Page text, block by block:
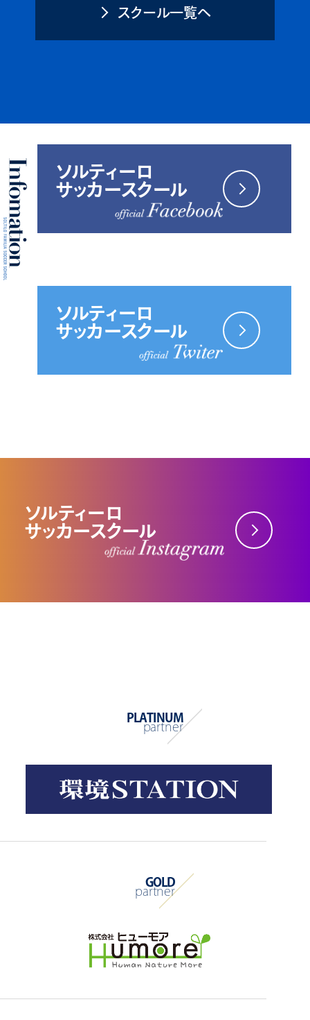
スクール一覧へ
ソルティーロ
サッカースクール
ソルティーロ
サッカースクール
ソルティーロ
サッカースクール
PLATINUM
partner
GOLD
partner